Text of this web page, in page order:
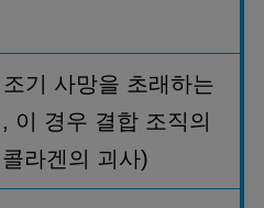
기 사망을 초래하는
, 이 경우 결합 조직의
라겐의 괴사)